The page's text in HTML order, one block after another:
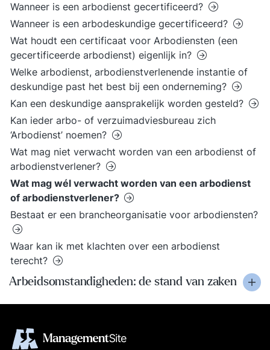
Wanneer is een arbodienst gecertificeerd?
Wanneer is een arbodeskundige gecertificeerd?
Wat houdt een certificaat voor Arbodiensten (een
gecertificeerde arbodienst) eigenlijk in?
Welke arbodienst, arbodienstverlenende instantie of
deskundige past het best bij een onderneming?
Kan een deskundige aansprakelijk worden gesteld?
Kan ieder arbo- of verzuimadviesbureau zich
‘Arbodienst’ noemen?
Wat mag niet verwacht worden van een arbodienst of
arbodienstverlener?
Wat mag wél verwacht worden van een arbodienst
of arbodienstverlener?
Bestaat er een brancheorganisatie voor arbodiensten?
Waar kan ik met klachten over een arbodienst
terecht?
Arbeidsomstandigheden: de stand van zaken